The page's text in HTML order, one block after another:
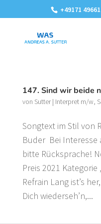
+49171
147. Sind wir beide
von Sutter| Interpret m/w,
Songtext im Stil von
Buder Bei Interesse
bitte Rücksprache!
Preis 2021
Refrain Lang ist’s
Dich wiederseh’n,...